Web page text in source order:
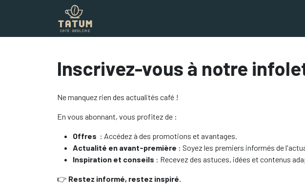
Inscrivez-vous à notre
Ne manquez rien des actualités café !
En vous abonnant, vous profitez de :
Offres : Accédez à des promotions et avantages.
Actualité en avant-première : Soyez les premiers informés de
Inspiration et conseils : Recevez des astuces, idées et contenus
👉 Restez informé, restez inspiré.